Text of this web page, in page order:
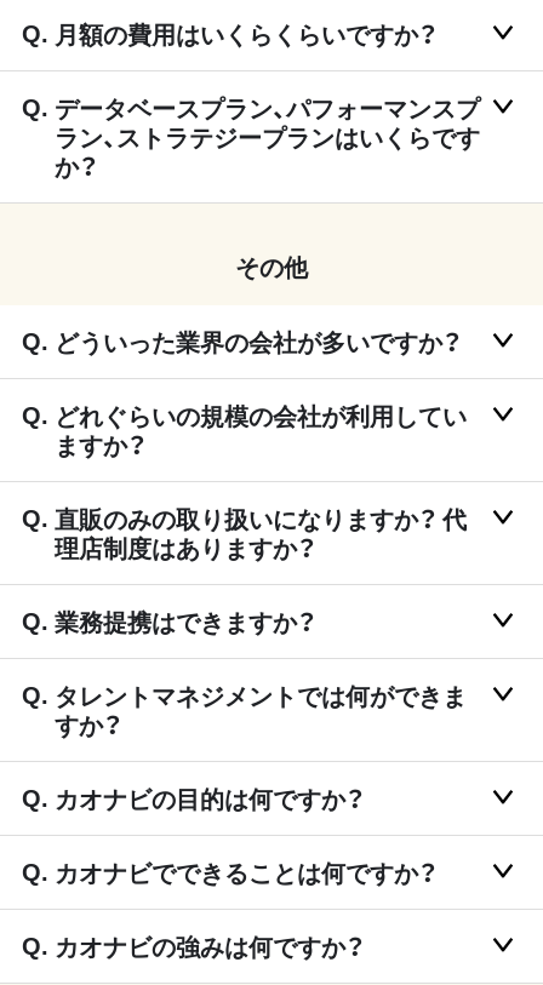
月額の費用はいくらくらいですか？
データベースプラン、パフォーマンスプ
ラン、ストラテジープランはいくらです
か？
その他
どういった業界の会社が多いですか？
どれぐらいの規模の会社が利用してい
ますか？
直販のみの取り扱いになりますか？ 代
理店制度はありますか？
業務提携はできますか？
タレントマネジメントでは何ができま
すか？
カオナビの目的は何ですか？
カオナビでできることは何ですか？
カオナビの強みは何ですか？